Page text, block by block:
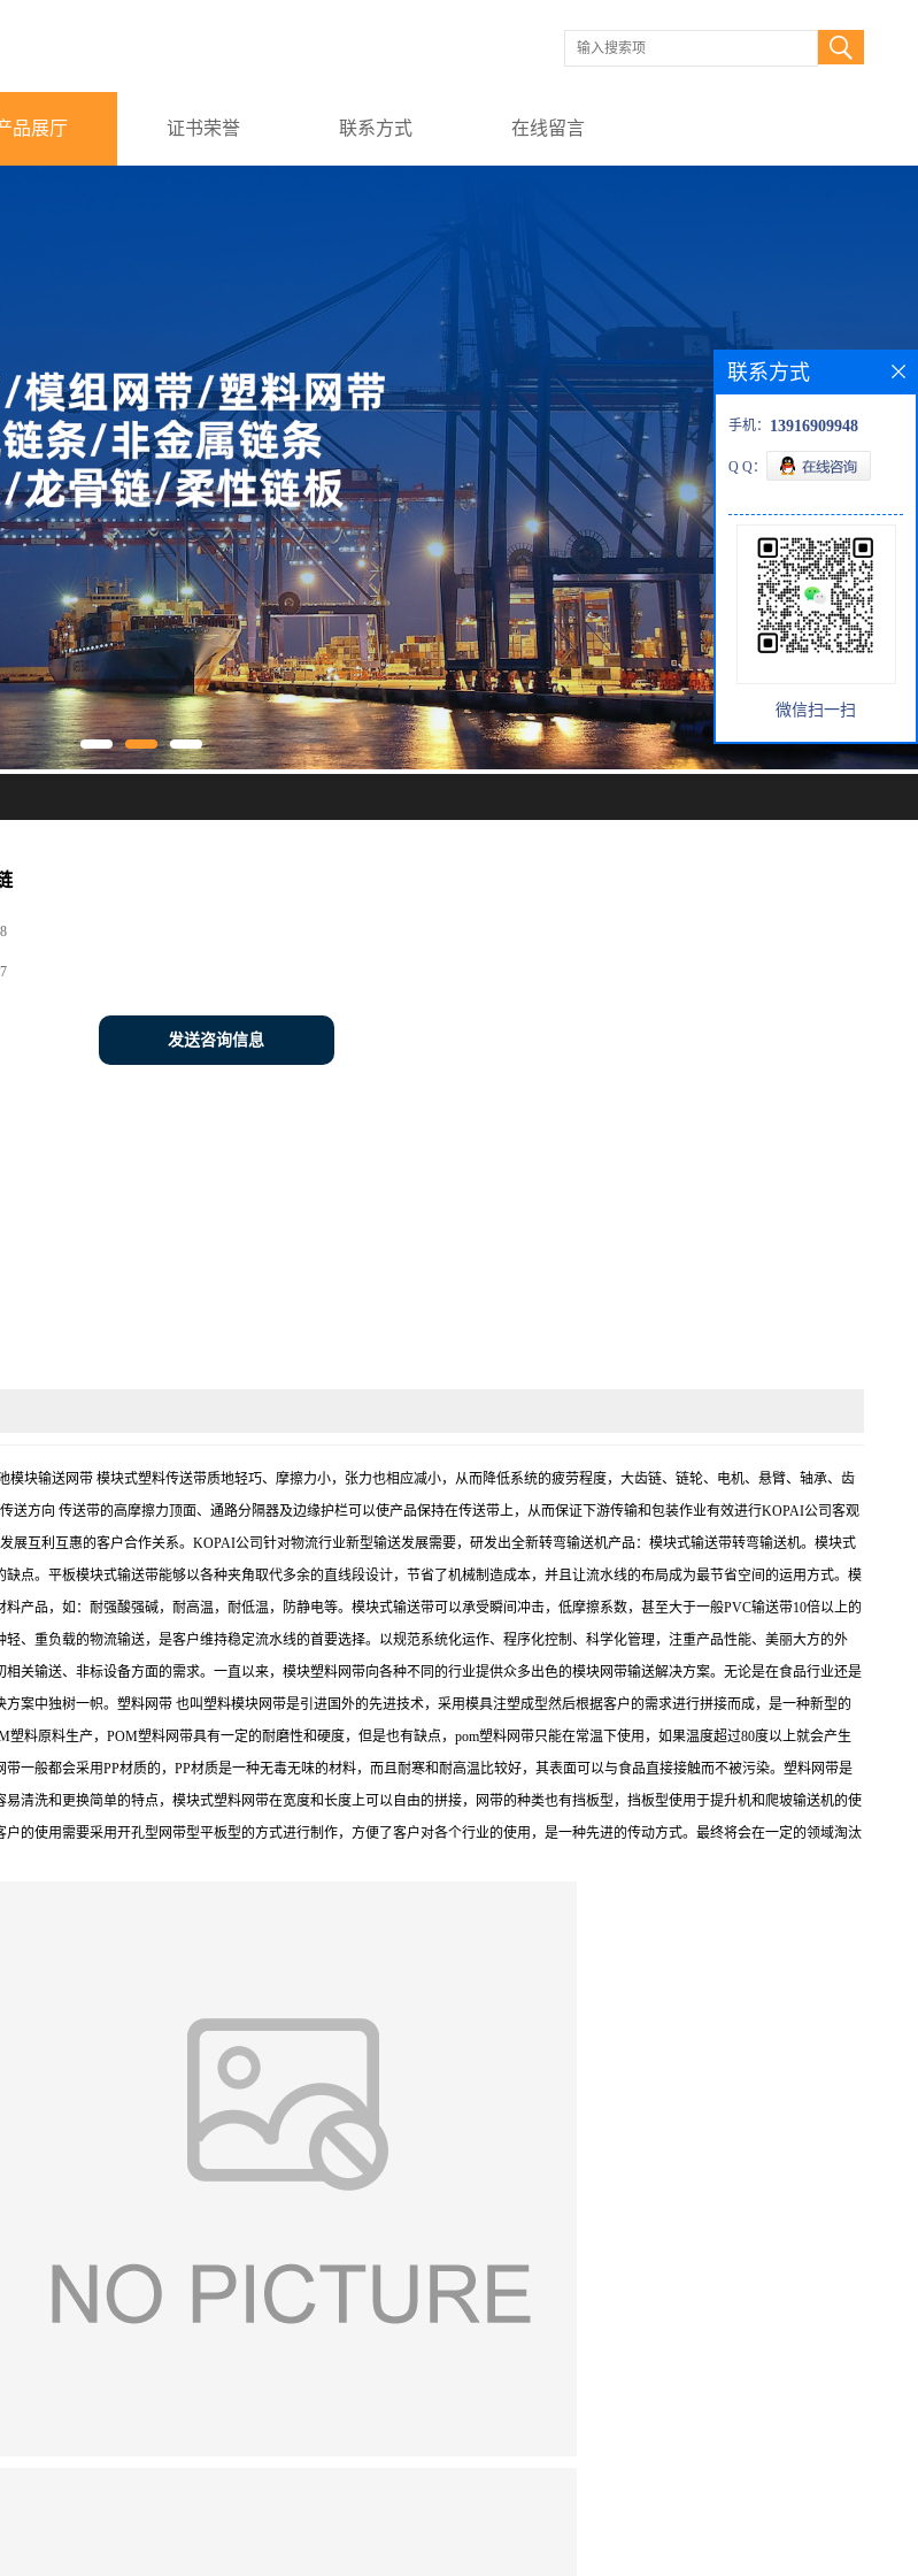
品展厅 证书荣誉 联系方式 在线留言
发送咨询信息
模块输送网带 模块式塑料传送带质地轻巧、摩擦力小，张力也相应减小，从而降低系统的疲劳程度，大齿链、链轮、电机、悬臂、轴承、齿
方向 传送带的高摩擦力顶面、通路分隔器及边缘护栏可以使产品保持在传送带上，从而保证下游传输和包装作业有效进行KOPAI公司客观
互利互惠的客户合作关系。KOPAI公司针对物流行业新型输送发展需要，研发出全新转弯输送机产品：模块式输送带转弯输送机。模块式
点。平板模块式输送带能够以各种夹角取代多余的直线段设计，节省了机械制造成本，并且让流水线的布局成为最节省空间的运用方式。模
产品，如：耐强酸强碱，耐高温，耐低温，防静电等。模块式输送带可以承受瞬间冲击，低摩擦系数，甚至大于一般PVC输送带10倍以上的
、重负载的物流输送，是客户维持稳定流水线的首要选择。以规范系统化运作、程序化控制、科学化管理，注重产品性能、美丽大方的外
关输送、非标设备方面的需求。一直以来，模块塑料网带向各种不同的行业提供众多出色的模块网带输送解决方案。无论是在食品行业还是
案中独树一帜。塑料网带 也叫塑料模块网带是引进国外的先进技术，采用模具注塑成型然后根据客户的需求进行拼接而成，是一种新型的
料原料生产，POM塑料网带具有一定的耐磨性和硬度，但是也有缺点，pom塑料网带只能在常温下使用，如果温度超过80度以上就会产生
一般都会采用PP材质的，PP材质是一种无毒无味的材料，而且耐寒和耐高温比较好，其表面可以与食品直接接触而不被污染。塑料网带是
清洗和更换简单的特点，模块式塑料网带在宽度和长度上可以自由的拼接，网带的种类也有挡板型，挡板型使用于提升机和爬坡输送机的使
的使用需要采用开孔型网带型平板型的方式进行制作，方便了客户对各个行业的使用，是一种先进的传动方式。最终将会在一定的领域淘汰
联系方式
手机： 13916909948
Q Q：
微信扫一扫